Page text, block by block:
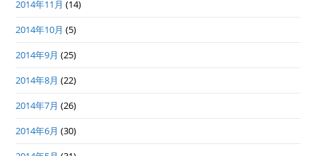
2014年11月 (14)
2014年10月 (5)
2014年9月 (25)
2014年8月 (22)
2014年7月 (26)
2014年6月 (30)